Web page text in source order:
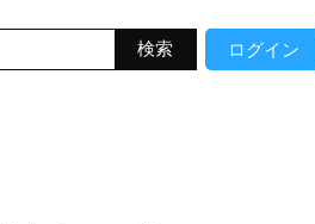
ログイン